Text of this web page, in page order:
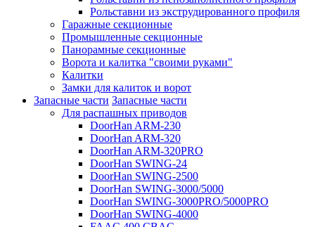
Рольставни из экструдированного профиля
Гаражные секционные
Промышленные секционные
Панорамные секционные
Ворота и калитка "своими руками"
Калитки
Замки для калиток и ворот
Запасные части Запасные части
Для распашных приводов
DoorHan ARM-230
DoorHan ARM-320
DoorHan ARM-320PRO
DoorHan SWING-24
DoorHan SWING-2500
DoorHan SWING-3000/5000
DoorHan SWING-3000PRO/5000PRO
DoorHan SWING-4000